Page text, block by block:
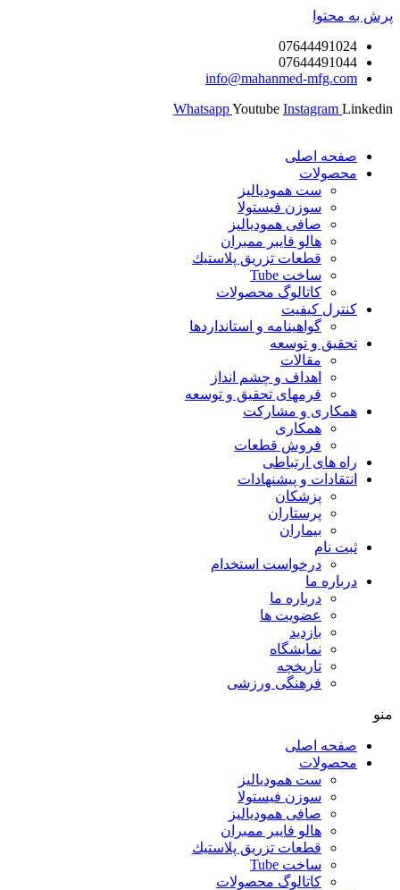
پرش به محتوا
07644491024
07644491044
info@mahanmed-mfg.com
WhatsappYoutube Instagram Linkedin
صفحه اصلی
محصولات
ست همودیالیز
سوزن فیستولا
صافی همودیالیز
هالو فایبر ممبران
قطعات تزريق پلاستيك
ساخت Tube
کاتالوگ محصولات
کنترل کیفیت
گواهينامه و استانداردها
تحقيق و توسعه
مقالات
اهداف و چشم انداز
فرمهای تحقیق و توسعه
همکاری و مشارکت
همکاری
فروش قطعات
راه های ارتباطی
انتقادات و پيشنهادات
پزشكان
پرستاران
بيماران
ثبت نام
درخواست استخدام
درباره ما
درباره ما
عضویت ها
بازدید
نمایشگاه
تاريخچه
فرهنگی ورزشی
منو
صفحه اصلی
محصولات
ست همودیالیز
سوزن فیستولا
صافی همودیالیز
هالو فایبر ممبران
قطعات تزريق پلاستيك
ساخت Tube
کاتالوگ محصولات